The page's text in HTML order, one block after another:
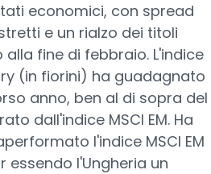
economici, con spread
e un rialzo dei titoli
alla fine di febbraio. L'indice
(in fiorini) ha guadagnato
anno, ben al di sopra del
dall'indice MSCI EM. Ha
l'indice MSCI EM
essendo l'Ungheria un